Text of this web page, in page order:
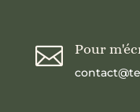
 Pour